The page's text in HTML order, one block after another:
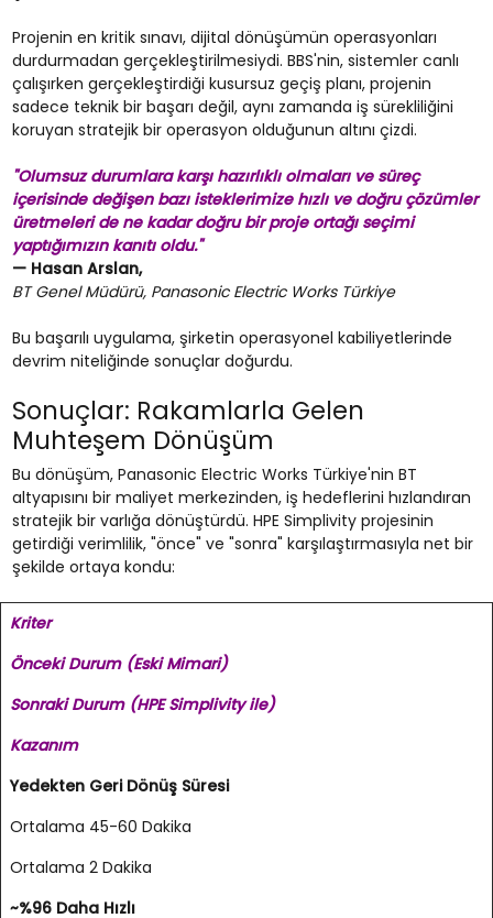
Projenin en kritik sınavı, dijital dönüşümün operasyonları
durdurmadan gerçekleştirilmesiydi. BBS'nin, sistemler canlı
çalışırken gerçekleştirdiği kusursuz geçiş planı, projenin
sadece teknik bir başarı değil, aynı zamanda iş sürekliliğini
koruyan stratejik bir operasyon olduğunun altını çizdi.
"Olumsuz durumlara karşı hazırlıklı olmaları ve süreç
içerisinde değişen bazı isteklerimize hızlı ve doğru çözümler
üretmeleri de ne kadar doğru bir proje ortağı seçimi
yaptığımızın kanıtı oldu."
— Hasan Arslan,
BT Genel Müdürü, Panasonic Electric Works Türkiye
Bu başarılı uygulama, şirketin operasyonel kabiliyetlerinde
devrim niteliğinde sonuçlar doğurdu.
Sonuçlar: Rakamlarla Gelen
Muhteşem Dönüşüm
Bu dönüşüm, Panasonic Electric Works Türkiye'nin BT
altyapısını bir maliyet merkezinden, iş hedeflerini hızlandıran
stratejik bir varlığa dönüştürdü. HPE Simplivity projesinin
getirdiği verimlilik, "önce" ve "sonra" karşılaştırmasıyla net bir
şekilde ortaya kondu:
Kriter
Önceki Durum (Eski Mimari)
Sonraki Durum (HPE Simplivity ile)
Kazanım
Yedekten Geri Dönüş Süresi
Ortalama 45-60 Dakika
Ortalama 2 Dakika
~%96 Daha Hızlı